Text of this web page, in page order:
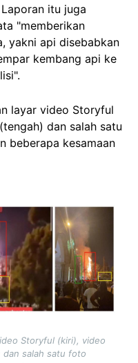
itu juga
"memberikan
yakni api disebabkan
kembang api ke
layar video Storyful
dan salah satu
beberapa kesamaan
Storyful (kiri), video
salah satu foto